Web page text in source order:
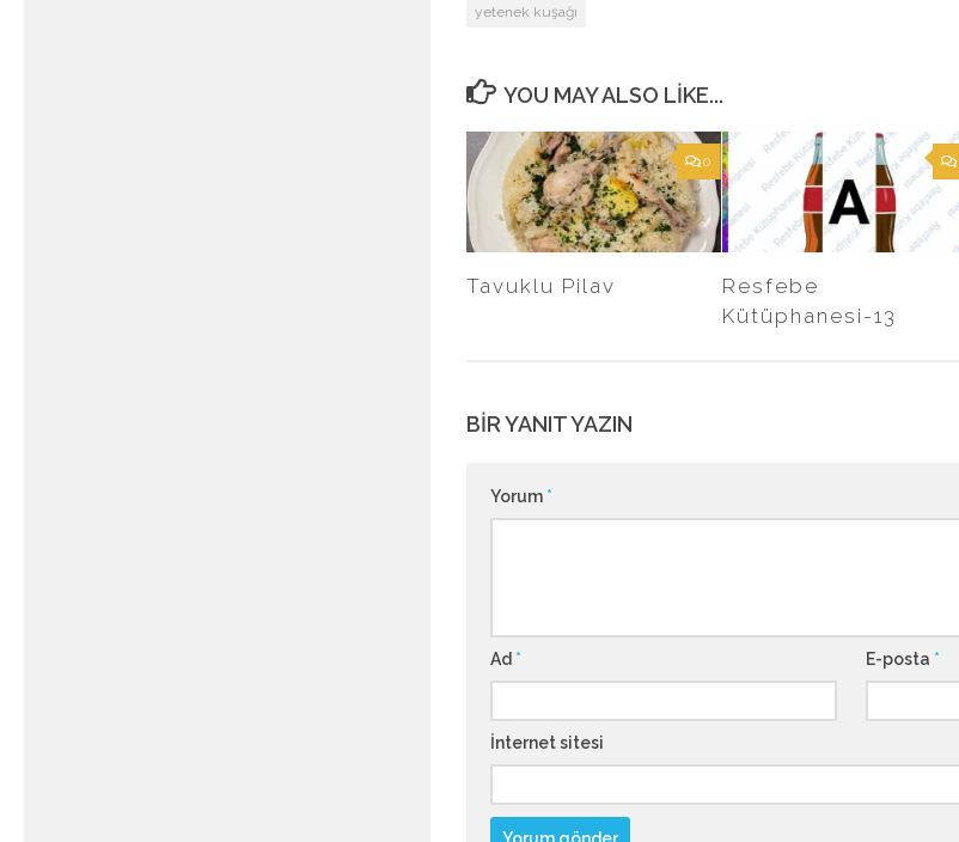
yetenek kuşağı
YOU MAY ALSO LIKE...
0
Tavuklu Pilav
Resfebe
Kütüphanesi-13
BIR YANIT YAZIN
Yorum *
Ad * E-posta *
İnternet sitesi